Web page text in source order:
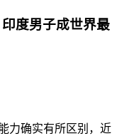
度男子成世界最
力确实有所区别，近